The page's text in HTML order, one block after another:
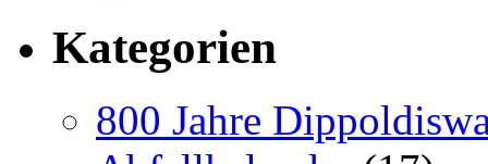
Kategorien
800 Jahre